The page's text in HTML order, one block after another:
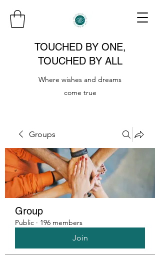
TOUCHED BY ONE,
TOUCHED BY ALL
Where wishes and dreams
come true
Groups
Group
Public · 196 members
Join